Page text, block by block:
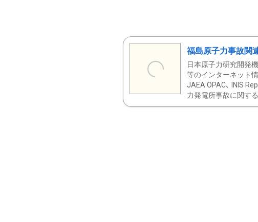
福島原子力事故関
日本原子力研究開発
等のインターネット
JAEA OPAC、 INIS
力発電所事故に関す